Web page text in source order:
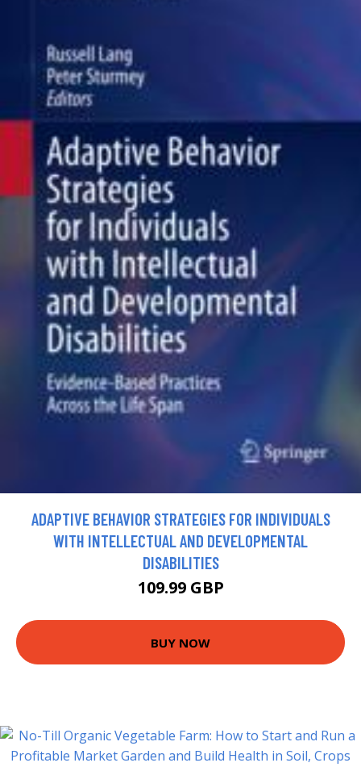
ADAPTIVE BEHAVIOR STRATEGIES FOR INDIVIDUALS
WITH INTELLECTUAL AND DEVELOPMENTAL
DISABILITIES
109.99 GBP
BUY NOW